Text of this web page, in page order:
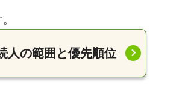
人の範囲と優先順位